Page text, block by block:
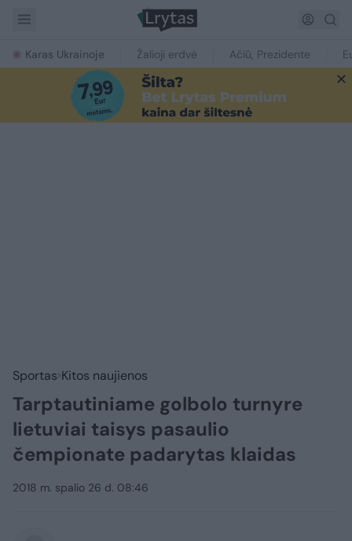
Karas Ukrainoje Žalioji erdvė Ačiū, Prezidente
Sportas Kitos naujienos
Tarptautiniame golbolo turnyre
lietuviai taisys pasaulio
čempionate padarytas klaidas
2018 m. spalio 26 d. 08:46